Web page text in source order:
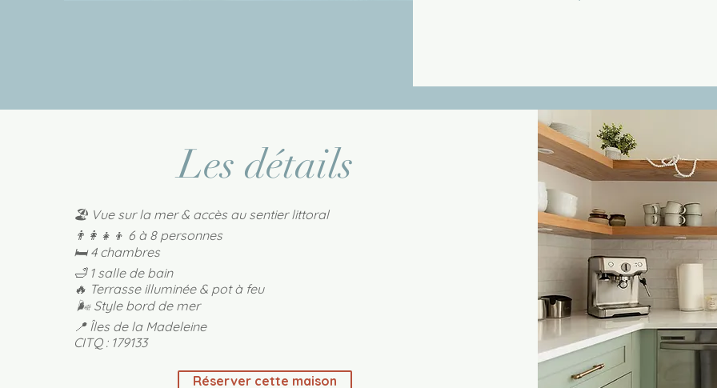
Les détails
🏖️ Vue sur la mer & accès au sentier littoral
👨‍👩‍👧‍👦 6 à 8 personnes
🛏️ 4 chambres
🛁 1 salle de bain
🔥 Terrasse illuminée & pot à feu
🌬️ Style bord de mer
📍 Îles de la Madeleine
CITQ : 179133
Réserver cette maison